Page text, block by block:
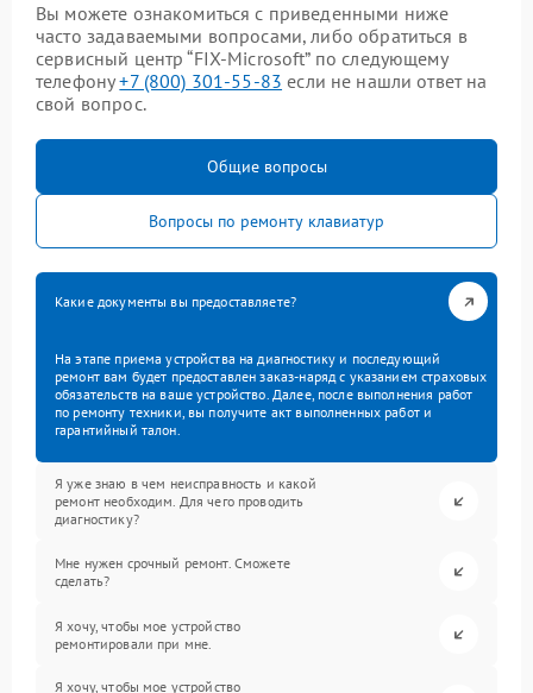
Вы можете ознакомиться с приведенными ниже
часто задаваемыми вопросами, либо обратиться в
сервисный центр “FIX-Microsoft” по следующему
телефону+7 (800) 301-55-83 если не нашли ответ на
свой вопрос.
Общие вопросы
Вопросы по ремонту клавиатур
Какие документы вы предоставляете?
На этапе приема устройства на диагностику и последующий
ремонт вам будет предоставлен заказ-наряд с указанием страховых
обязательств на ваше устройство. Далее, после выполнения работ
по ремонту техники, вы получите акт выполненных работ и
гарантийный талон.
Я уже знаю в чем неисправность и какой
ремонт необходим. Для чего проводить
диагностику?
Мне нужен срочный ремонт. Сможете
сделать?
Я хочу, чтобы мое устройство
ремонтировали при мне.
Я хочу, чтобы мое устройство